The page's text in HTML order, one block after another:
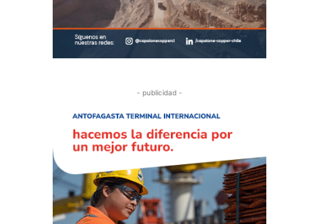
- publicidad -